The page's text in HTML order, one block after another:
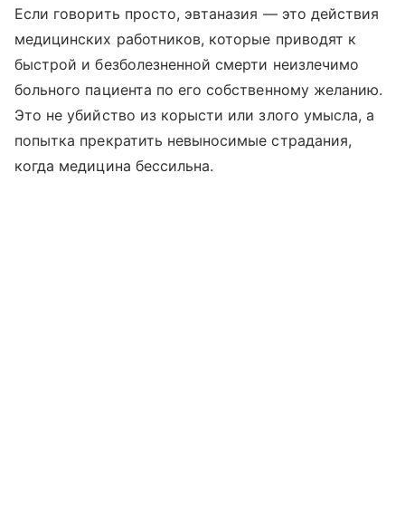
Если говорить просто, эвтаназия — это действия
медицинских работников, которые приводят к
быстрой и безболезненной смерти неизлечимо
больного пациента по его собственному желанию.
Это не убийство из корысти или злого умысла, а
попытка прекратить невыносимые страдания,
когда медицина бессильна.